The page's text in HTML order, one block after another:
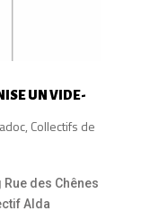
UN VIDE-
, Collectifs de
des Chênes
Alda